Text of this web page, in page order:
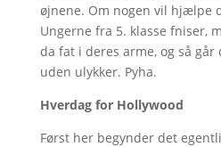
øjnene. Om nogen vil hjælpe
Ungerne fra 5. klasse fniser,
da fat i deres arme, og så
uden ulykker. Pyha.
Hverdag for Hollywood
Først her begynder det